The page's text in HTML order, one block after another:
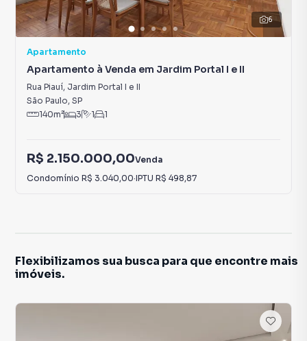
6
Apartamento
Apartamento à Venda em Jardim Portal I e II
Rua Piauí, Jardim Portal I e II
São Paulo, SP
140m² 3 1 1
R$ 2.150.000,00Venda
Condomínio R$ 3.040,00·IPTU R$ 498,87
Flexibilizamos sua busca para que encontre mais
imóveis.